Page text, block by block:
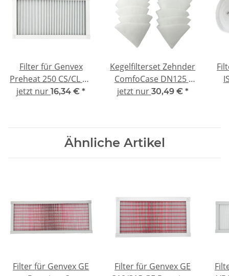
Filter für Genvex
Preheat 250 CS/CL A -
kompatibel G4
jetzt nur 16,34 € *
Kegelfilterset Zehnder
ComfoCase DN125 -
10x G3
jetzt nur 30,49 € *
Ähnliche Artikel
Filter für Genvex GE
Filter für Genvex GE